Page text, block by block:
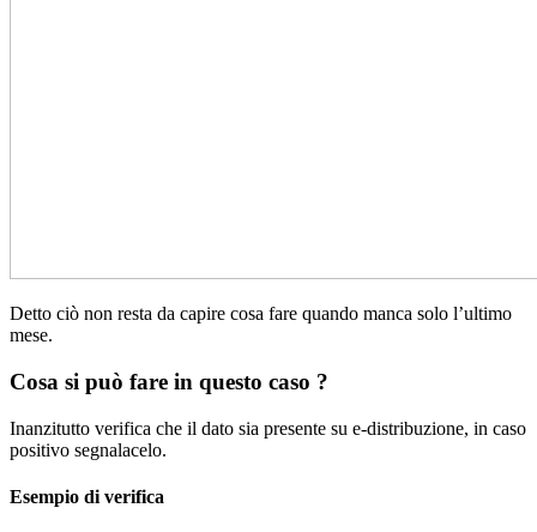
Detto ciò non resta da capire cosa fare quando manca solo l’ultimo
mese.
Cosa si può fare in questo caso ?
Inanzitutto verifica che il dato sia presente su e-distribuzione, in caso
positivo segnalacelo.
Esempio di verifica